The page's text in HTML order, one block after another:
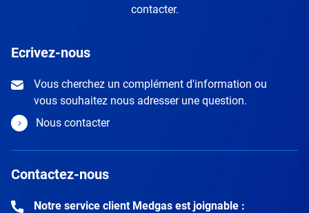
contacter.
Ecrivez-nous
Vous cherchez un complément d'information ou
vous souhaitez nous adresser une question.
Nous contacter
Contactez-nous
Notre service client Medgas est joignable :